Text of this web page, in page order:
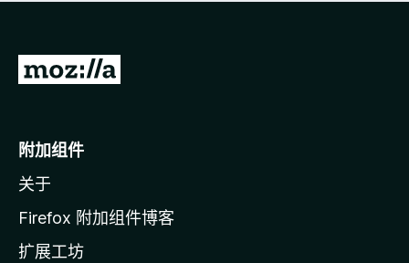
无
转
o
i
l
附加组件
关于
Firefox 附加组件博客
扩展工坊